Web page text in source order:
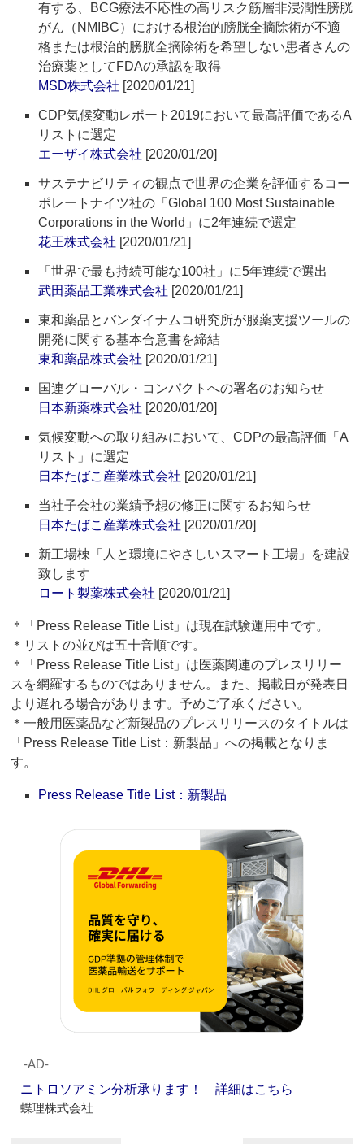
有する、BCG療法不応性の高リスク筋層非浸潤性膀胱
がん（NMIBC）における根治的膀胱全摘除術が不適
格または根治的膀胱全摘除術を希望しない患者さんの
治療薬としてFDAの承認を取得
MSD株式会社 [2020/01/21]
CDP気候変動レポート2019において最高評価であるA
リストに選定
エーザイ株式会社 [2020/01/20]
サステナビリティの観点で世界の企業を評価するコー
ポレートナイツ社の「Global 100 Most Sustainable
Corporations in the World」に2年連続で選定
花王株式会社 [2020/01/21]
「世界で最も持続可能な100社」に5年連続で選出
武田薬品工業株式会社 [2020/01/21]
東和薬品とバンダイナムコ研究所が服薬支援ツールの
開発に関する基本合意書を締結
東和薬品株式会社 [2020/01/21]
国連グローバル・コンパクトへの署名のお知らせ
日本新薬株式会社 [2020/01/20]
気候変動への取り組みにおいて、CDPの最高評価「A
リスト」に選定
日本たばこ産業株式会社 [2020/01/21]
当社子会社の業績予想の修正に関するお知らせ
日本たばこ産業株式会社 [2020/01/20]
新工場棟「人と環境にやさしいスマート工場」を建設
致します
ロート製薬株式会社 [2020/01/21]
＊「Press Release Title List」は現在試験運用中です。
＊リストの並びは五十音順です。
＊「Press Release Title List」は医薬関連のプレスリリー
スを網羅するものではありません。また、掲載日が発表日
より遅れる場合があります。予めご了承ください。
＊一般用医薬品など新製品のプレスリリースのタイトルは
「Press Release Title List：新製品」への掲載となりま
す。
Press Release Title List：新製品
‐AD‐
ニトロソアミン分析承ります！ 詳細はこちら
蝶理株式会社